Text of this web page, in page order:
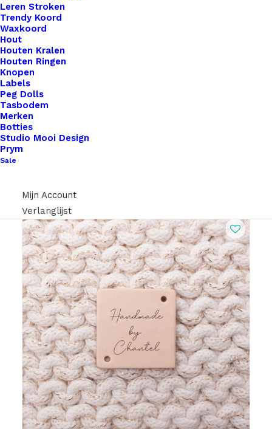
Leren Stroken
Trendy Koord
Waxkoord
Hout
Houten Kralen
Houten Ringen
Knopen
Labels
Peg Dolls
Tasbodem
Merken
Botties
Studio Mooi Design
Prym
Sale
Mijn Account
Verlanglijst
Binnen 1-3 werkdagen verzonden
Veilig betalen